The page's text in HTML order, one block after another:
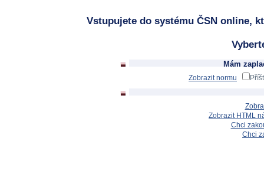
Vstupujete do systému ČSN online,
Mám
Zobrazit normu
Zobrazit HTML
Chci
Chci